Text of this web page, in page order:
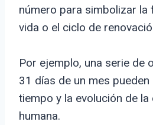
número para simbolizar la
vida o el ciclo de
Por ejemplo, una serie de
31 días de un mes
tiempo y la evolución de la
humana.